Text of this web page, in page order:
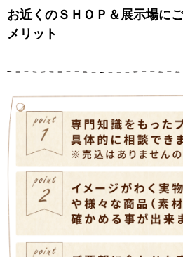
お近くのＳＨＯＰ＆展示場に
メリット